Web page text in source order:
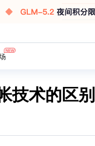
技术的区别